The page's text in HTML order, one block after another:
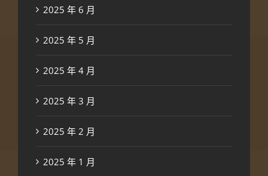
2025 年 6 月
2025 年 5 月
2025 年 4 月
2025 年 3 月
2025 年 2 月
2025 年 1 月